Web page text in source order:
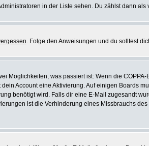
in der Liste sehen. Du zählst dann als
. Folge den Anweisungen und du solltest
Möglichkeiten, was passiert ist: Wenn die
Account eine Aktivierung. Auf einigen Boards
benötigt wird. Falls dir eine E-Mail zugesandt
ist die Verhinderung eines Missbrauchs